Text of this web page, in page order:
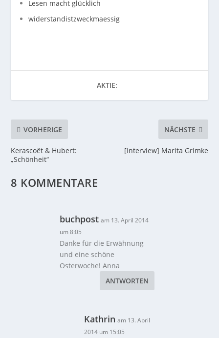
Lesen macht glücklich
widerstandistzweckmaessig
AKTIE:
VORHERIGE
Kerascoët & Hubert:
„Schönheit“
NÄCHSTE
[Interview] Marita Grimke
8 KOMMENTARE
buchpost am 13. April 2014
um 8:05
Danke für die Erwähnung
und eine schöne
Osterwoche! Anna
ANTWORTEN
Kathrin am 13. April
2014 um 15:05